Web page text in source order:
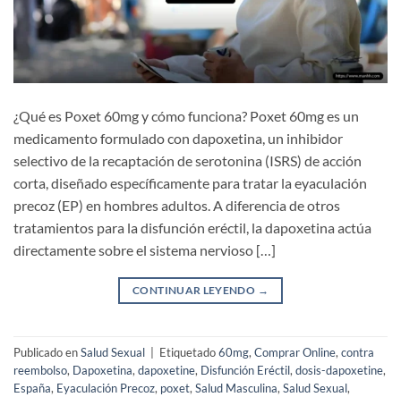
¿Qué es Poxet 60mg y cómo funciona? Poxet 60mg es un
medicamento formulado con dapoxetina, un inhibidor
selectivo de la recaptación de serotonina (ISRS) de acción
corta, diseñado específicamente para tratar la eyaculación
precoz (EP) en hombres adultos. A diferencia de otros
tratamientos para la disfunción eréctil, la dapoxetina actúa
directamente sobre el sistema nervioso […]
CONTINUAR LEYENDO →
Publicado enSalud Sexual Etiquetado60mg, Comprar Online, contra
reembolso, Dapoxetina, dapoxetine, Disfunción Eréctil, dosis-dapoxetine,
España, Eyaculación Precoz, poxet, Salud Masculina, Salud Sexual,